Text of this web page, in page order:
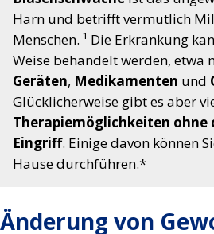
Harn und betrifft vermutlich
Menschen. ¹ Die Erkrankung
Weise behandelt werden, etwa
Geräten, Medikamenten und
Glücklicherweise gibt es aber
Therapiemöglichkeiten ohne
Eingriff. Einige davon können
Hause durchführen.*
Änderung von